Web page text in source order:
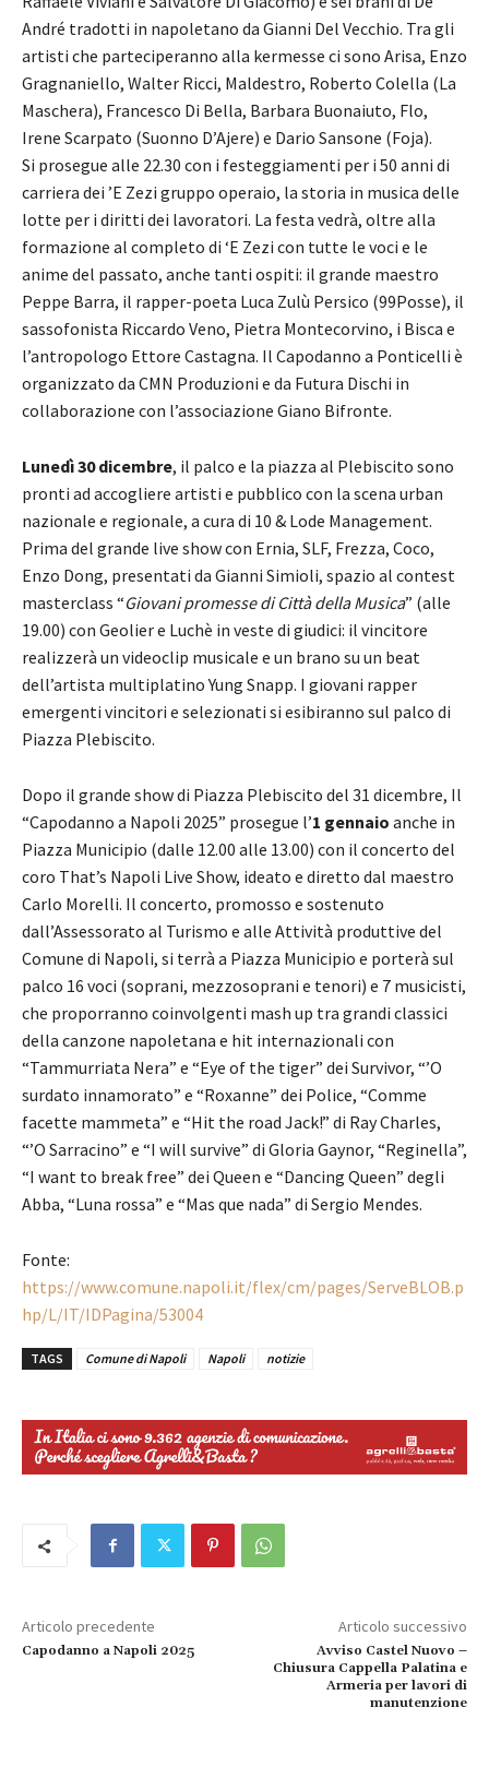
André tradotti in napoletano da Gianni Del Vecchio. Tra gli
artisti che parteciperanno alla kermesse ci sono Arisa, Enzo
Gragnaniello, Walter Ricci, Maldestro, Roberto Colella (La
Maschera), Francesco Di Bella, Barbara Buonaiuto, Flo,
Irene Scarpato (Suonno D’Ajere) e Dario Sansone (Foja).
Si prosegue alle 22.30 con i festeggiamenti per i 50 anni di
carriera dei ’E Zezi gruppo operaio, la storia in musica delle
lotte per i diritti dei lavoratori. La festa vedrà, oltre alla
formazione al completo di ‘E Zezi con tutte le voci e le
anime del passato, anche tanti ospiti: il grande maestro
Peppe Barra, il rapper-poeta Luca Zulù Persico (99Posse), il
sassofonista Riccardo Veno, Pietra Montecorvino, i Bisca e
l’antropologo Ettore Castagna. Il Capodanno a Ponticelli è
organizzato da CMN Produzioni e da Futura Dischi in
collaborazione con l’associazione Giano Bifronte.
Lunedì 30 dicembre, il palco e la piazza al Plebiscito sono
pronti ad accogliere artisti e pubblico con la scena urban
nazionale e regionale, a cura di 10 & Lode Management.
Prima del grande live show con Ernia, SLF, Frezza, Coco,
Enzo Dong, presentati da Gianni Simioli, spazio al contest
masterclass “Giovani promesse di Città della Musica” (alle
19.00) con Geolier e Luchè in veste di giudici: il vincitore
realizzerà un videoclip musicale e un brano su un beat
dell’artista multiplatino Yung Snapp. I giovani rapper
emergenti vincitori e selezionati si esibiranno sul palco di
Piazza Plebiscito.
Dopo il grande show di Piazza Plebiscito del 31 dicembre, Il
“Capodanno a Napoli 2025” prosegue l’1 gennaio anche in
Piazza Municipio (dalle 12.00 alle 13.00) con il concerto del
coro That’s Napoli Live Show, ideato e diretto dal maestro
Carlo Morelli. Il concerto, promosso e sostenuto
dall’Assessorato al Turismo e alle Attività produttive del
Comune di Napoli, si terrà a Piazza Municipio e porterà sul
palco 16 voci (soprani, mezzosoprani e tenori) e 7 musicisti,
che proporranno coinvolgenti mash up tra grandi classici
della canzone napoletana e hit internazionali con
“Tammurriata Nera” e “Eye of the tiger” dei Survivor, “’O
surdato innamorato” e “Roxanne” dei Police, “Comme
facette mammeta” e “Hit the road Jack!” di Ray Charles,
“’O Sarracino” e “I will survive” di Gloria Gaynor, “Reginella”,
“I want to break free” dei Queen e “Dancing Queen” degli
Abba, “Luna rossa” e “Mas que nada” di Sergio Mendes.
Fonte:
https://www.comune.napoli.it/flex/cm/pages/ServeBLOB.p
hp/L/IT/IDPagina/53004
TAGS Comune di Napoli Napoli notizie
Articolo precedente
Capodanno a Napoli 2025
Articolo successivo
Avviso Castel Nuovo –
Chiusura Cappella Palatina e
Armeria per lavori di
manutenzione